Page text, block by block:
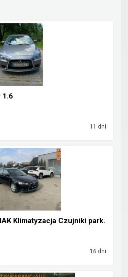
1.6
11 dni
Klimatyzacja Czujniki park.
16 dni